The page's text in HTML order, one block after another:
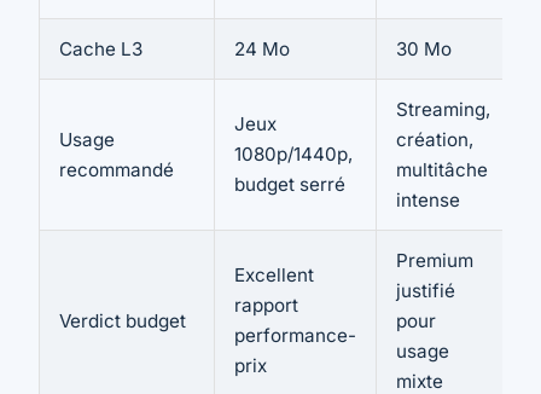
Cache L3 24 Mo 30 Mo
Usage
recommandé
Jeux
1080p/1440p,
budget serré
Streaming,
création,
multitâche
intense
Verdict budget
Excellent
rapport
performance-
prix
Premium
justifié
pour
usage
mixte